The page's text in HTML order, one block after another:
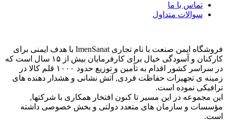
تماس با ما
سوالات متداول
فروشگاه ایمن صنعت با نام تجاری ImenSanat با هدف ایمنی برای
کارکنان و آسودگی خیال برای کارفرمایان بیش از ۱۵ سال است که
در سراسر کشور اقدام به تأمین و توزیع حدود ۱۰۰۰ قلم کالا در
زمینه ی تجهیزات حفاظت فردی, آتش نشانی و هشدار دهنده های
ترافیکی نموده است.
این مجموعه در این مسیر تا کنون افتخار همکاری با شرکتها,
مؤسسات و سازمان های متعدد دولتی و بخش خصوصی داشته
است.